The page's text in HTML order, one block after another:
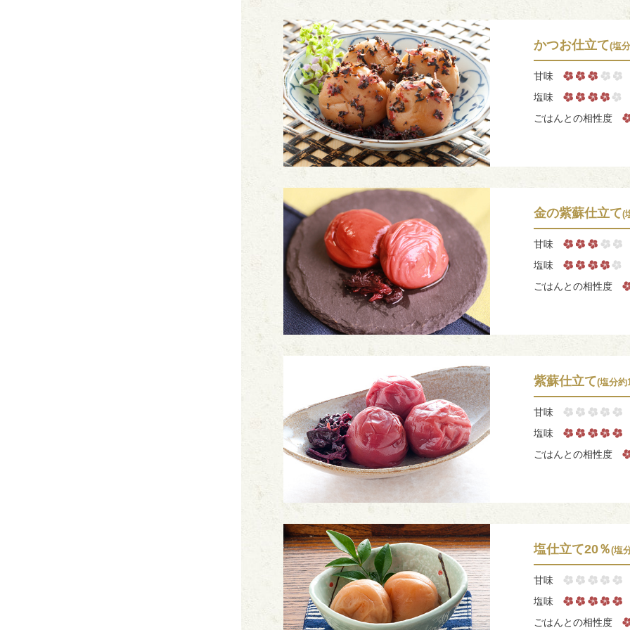
かつお仕立て(塩
甘味
塩味
ごはんとの相性度
金の紫蘇仕立て(
甘味
塩味
ごはんとの相性度
紫蘇仕立て(塩分約
甘味
塩味
ごはんとの相性度
塩仕立て20％(塩
甘味
塩味
ごはんとの相性度